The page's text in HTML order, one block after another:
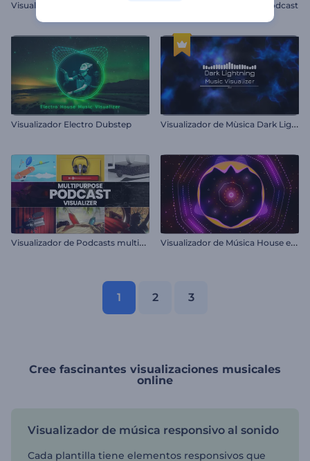
Visualizador de audio de Podcast
Visualizador Electro Dubstep V
isualizador de Mùsica Dark Lightning
V
isualizador de Podcasts multipropósito V
isualizador de Música House electrónica
1 2 3
Cree fascinantes visualizaciones musicales
online
Visualizador de música responsivo al sonido
Cada plantilla tiene elementos responsivos que